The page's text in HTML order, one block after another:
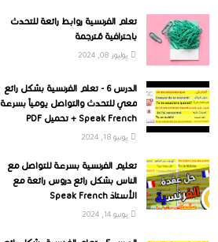
تعلم الفرنسية روابط رائعة للتحدث
باحترافية مُترجمة
يوليوز 08, 2024
الدرس 6 - تعلم الفرنسية بشكل رائع
معي للتحدث والتواصل يومياً بسرعة
Speak French + تحميل PDF
يونيو 18, 2024
تعليم الفرنسية بسرعة للتواصل مع
الناس بشكل رائع دروس رائعة مع
الأستاذ Speak French
يونيو 14, 2024